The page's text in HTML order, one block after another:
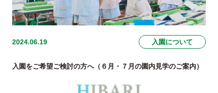
2024.06.19 入園について
入園をご希望ご検討の方へ（６月・７月の園内見学のご案内）